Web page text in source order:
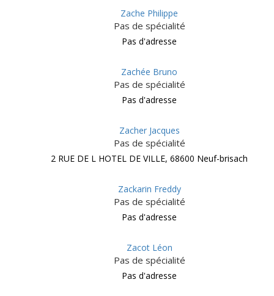
Zache Philippe
Pas de spécialité
Pas d'adresse
Zachée Bruno
Pas de spécialité
Pas d'adresse
Zacher Jacques
Pas de spécialité
2 RUE DE L HOTEL DE VILLE, 68600 Neuf-brisach
Zackarin Freddy
Pas de spécialité
Pas d'adresse
Zacot Léon
Pas de spécialité
Pas d'adresse